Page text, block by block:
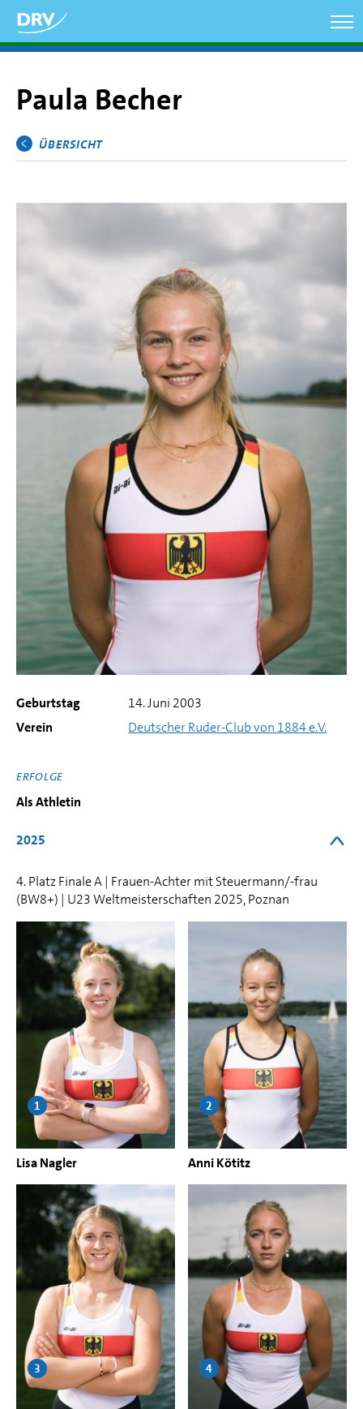
zum
Inhalt
Paula Becher
Hauptmenü
ÜBERSICHT
Geburtstag
14. Juni 2003
Verein
Deutscher Ruder-Club von 1884 e.V.
ERFOLGE
Als Athletin
2025
4. Platz Finale A | Frauen-Achter mit Steuermann/-frau
(BW8+) | U23 Weltmeisterschaften 2025, Poznan
Lisa Nagler
1
Anni Kötitz
2
3 4